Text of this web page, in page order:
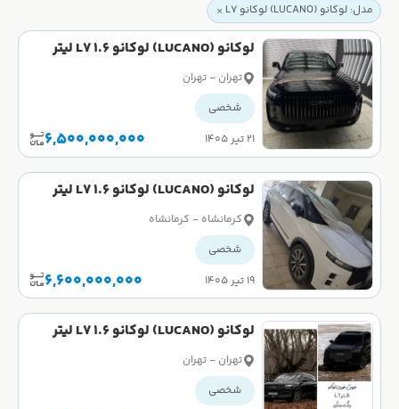
مدل: لوکانو (LUCANO) لوکانو L7
لوکانو (LUCANO) لوکانو L7 1.6 لیتر
توربو سال 1404
تهران - تهران
شخصی
۲۱ تیر ۱۴۰۵
6,500,000,000
لوکانو (LUCANO) لوکانو L7 1.6 لیتر
توربو سال 1404
کرمانشاه - کرمانشاه
شخصی
۱۹ تیر ۱۴۰۵
6,600,000,000
لوکانو (LUCANO) لوکانو L7 1.6 لیتر
توربو سال 1404
تهران - تهران
شخصی